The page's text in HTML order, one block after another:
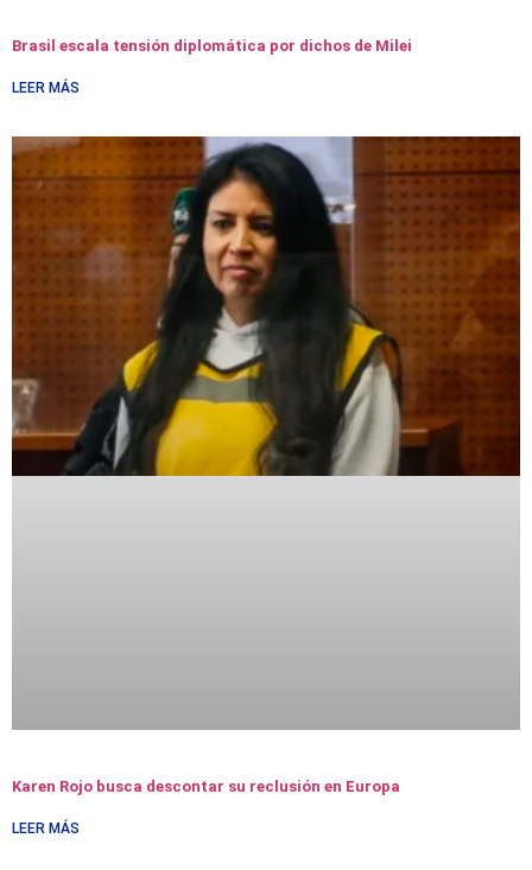
Brasil escala tensión diplomática por dichos de Milei
LEER MÁS
Karen Rojo busca descontar su reclusión en Europa
LEER MÁS